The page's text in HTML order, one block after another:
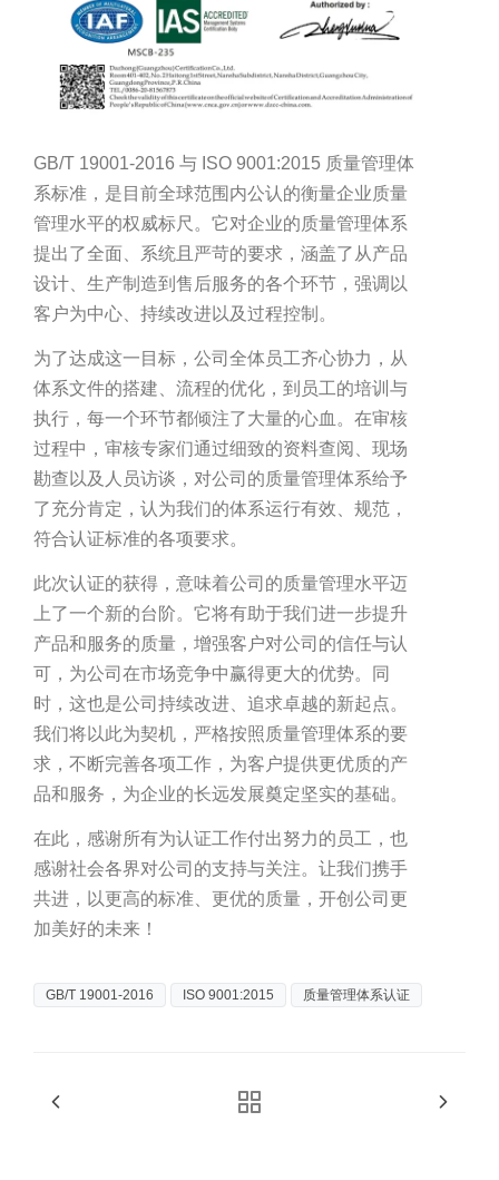
GB/T 19001-2016 与 ISO 9001:2015 质量管理体
系标准，是目前全球范围内公认的衡量企业质量
管理水平的权威标尺。它对企业的质量管理体系
提出了全面、系统且严苛的要求，涵盖了从产品
设计、生产制造到售后服务的各个环节，强调以
客户为中心、持续改进以及过程控制。
为了达成这一目标，公司全体员工齐心协力，从
体系文件的搭建、流程的优化，到员工的培训与
执行，每一个环节都倾注了大量的心血。在审核
过程中，审核专家们通过细致的资料查阅、现场
勘查以及人员访谈，对公司的质量管理体系给予
了充分肯定，认为我们的体系运行有效、规范，
符合认证标准的各项要求。
此次认证的获得，意味着公司的质量管理水平迈
上了一个新的台阶。它将有助于我们进一步提升
产品和服务的质量，增强客户对公司的信任与认
可，为公司在市场竞争中赢得更大的优势。同
时，这也是公司持续改进、追求卓越的新起点。
我们将以此为契机，严格按照质量管理体系的要
求，不断完善各项工作，为客户提供更优质的产
品和服务，为企业的长远发展奠定坚实的基础。
在此，感谢所有为认证工作付出努力的员工，也
感谢社会各界对公司的支持与关注。让我们携手
共进，以更高的标准、更优的质量，开创公司更
加美好的未来！
GB/T 19001-2016 ISO 9001:2015 质量管理体系认证